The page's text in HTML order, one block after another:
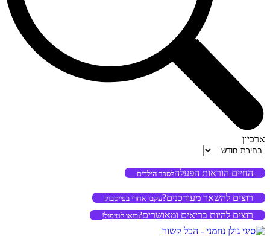
ארכיון
ארכיון
החיים הוראות הפעלהלספר הילדים
רוצים להשאר מעודכנים?עקבו אחרי בפייסבוק
רוצים להיות בריאים ומאושרים?בואו לטיפול!